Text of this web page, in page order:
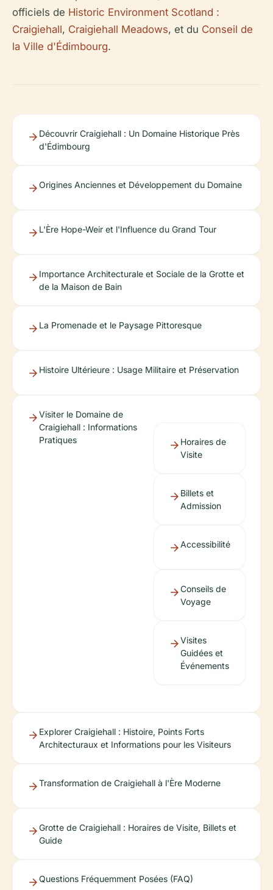
officiels de Historic Environment Scotland :
Craigiehall, Craigiehall Meadows, et du Conseil de
la Ville d'Édimbourg.
Découvrir Craigiehall : Un Domaine Historique Près
d'Édimbourg
Origines Anciennes et Développement du Domaine
L'Ère Hope-Weir et l'Influence du Grand Tour
Importance Architecturale et Sociale de la Grotte et
de la Maison de Bain
La Promenade et le Paysage Pittoresque
Histoire Ultérieure : Usage Militaire et Préservation
Visiter le Domaine de
Craigiehall : Informations
Pratiques
Horaires de
Visite
Billets et
Admission
Accessibilité
Conseils de
Voyage
Visites
Guidées et
Événements
Explorer Craigiehall : Histoire, Points Forts
Architecturaux et Informations pour les Visiteurs
Transformation de Craigiehall à l'Ère Moderne
Grotte de Craigiehall : Horaires de Visite, Billets et
Guide
Questions Fréquemment Posées (FAQ)